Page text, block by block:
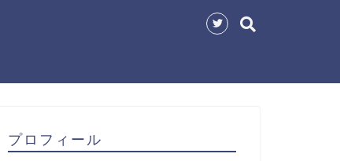
プロフィール